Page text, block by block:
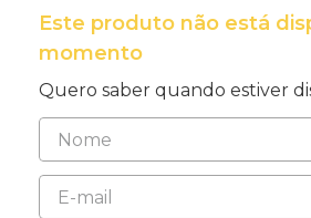
Este produto não está
momento
Quero saber quando estiver